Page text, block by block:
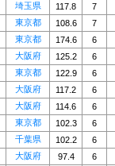
埼玉県 117.8 7
東京都 108.6 7
東京都 174.6 6
大阪府 125.2 6
東京都 122.9 6
大阪府 117.2 6
大阪府 114.6 6
東京都 102.3 6
千葉県 102.2 6
大阪府 97.4 6